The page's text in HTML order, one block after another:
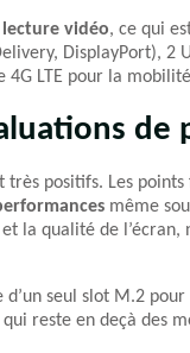
lecture vidéo, ce qui
DisplayPort), 2
4G LTE pour la
de
positifs. Les
même
la qualité de
seul slot M.2
reste en deçà des